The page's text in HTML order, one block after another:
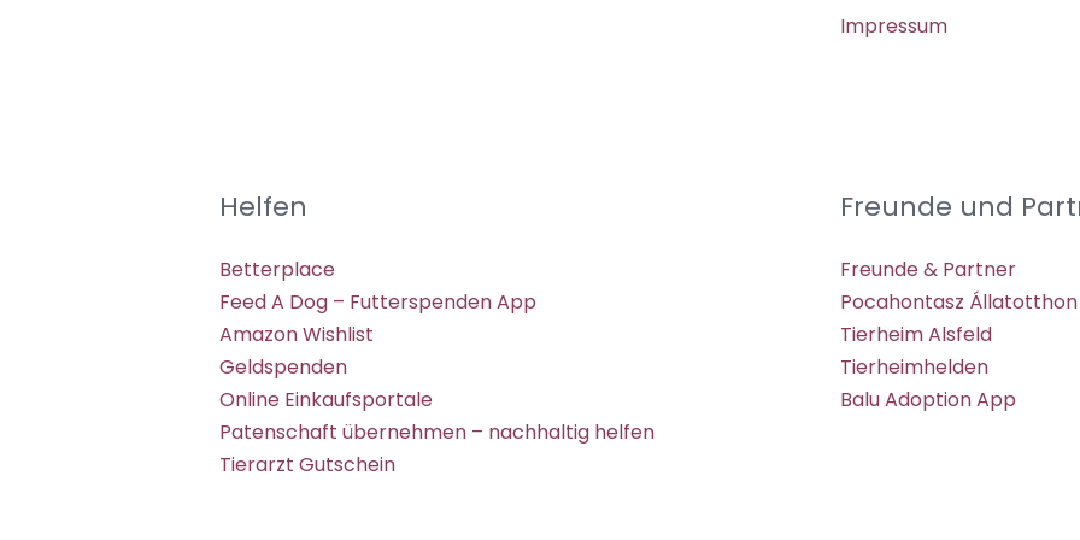
Impressum
Helfen
Betterplace
Feed A Dog – Futterspenden App
Amazon Wishlist
Geldspenden
Online Einkaufsportale
Patenschaft übernehmen – nachhaltig helfen
Tierarzt Gutschein
Freunde und
Freunde & Partner
Pocahontasz Állatotthon
Tierheim Alsfeld
Tierheimhelden
Balu Adoption App